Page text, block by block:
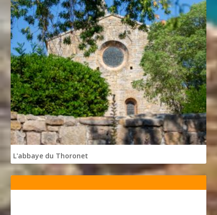
L'abbaye du Thoronet